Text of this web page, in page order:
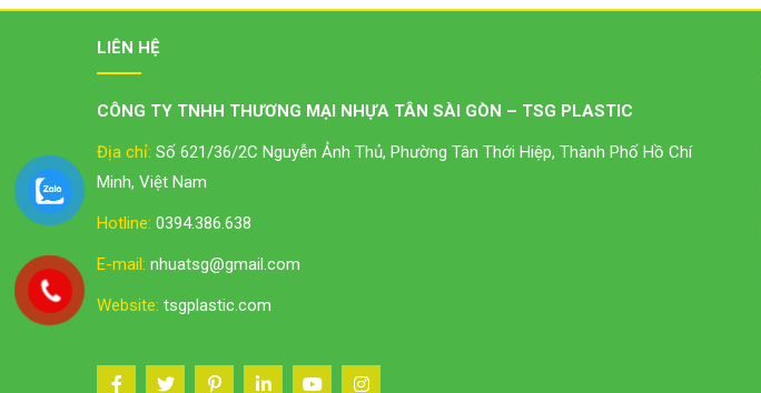
LIÊN HỆ
CÔNG TY TNHH THƯƠNG MẠI NHỰA TÂN SÀI GÒN – TSG PLASTIC
Địa chỉ: Số 621/36/2C Nguyễn Ảnh Thủ, Phường Tân Thới Hiệp, Thành Phố Hồ Chí
Minh, Việt Nam
Hotline: 0394.386.638
E-mail: nhuatsg@gmail.com
Website: tsgplastic.com